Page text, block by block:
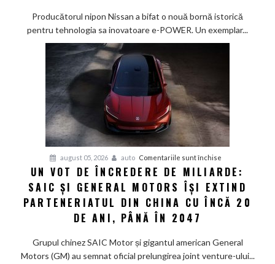
de
eficiență:
1.980
km
cu
un
rezervor
Producătorul nipon Nissan a bifat o nouă bornă istorică
pentru tehnologia sa inovatoare e-POWER. Un exemplar...
august 05, 2026 auto Comentariile sunt închise
Un
vot
de
miliarde:
UN VOT DE ÎNCREDERE DE MILIARDE:
SAIC ȘI GENERAL MOTORS ÎȘI EXTIND
PARTENERIATUL DIN CHINA CU ÎNCĂ 20
DE ANI, PÂNĂ ÎN 2047
Grupul chinez SAIC Motor și gigantul american General
Motors (GM) au semnat oficial prelungirea joint venture-ului...